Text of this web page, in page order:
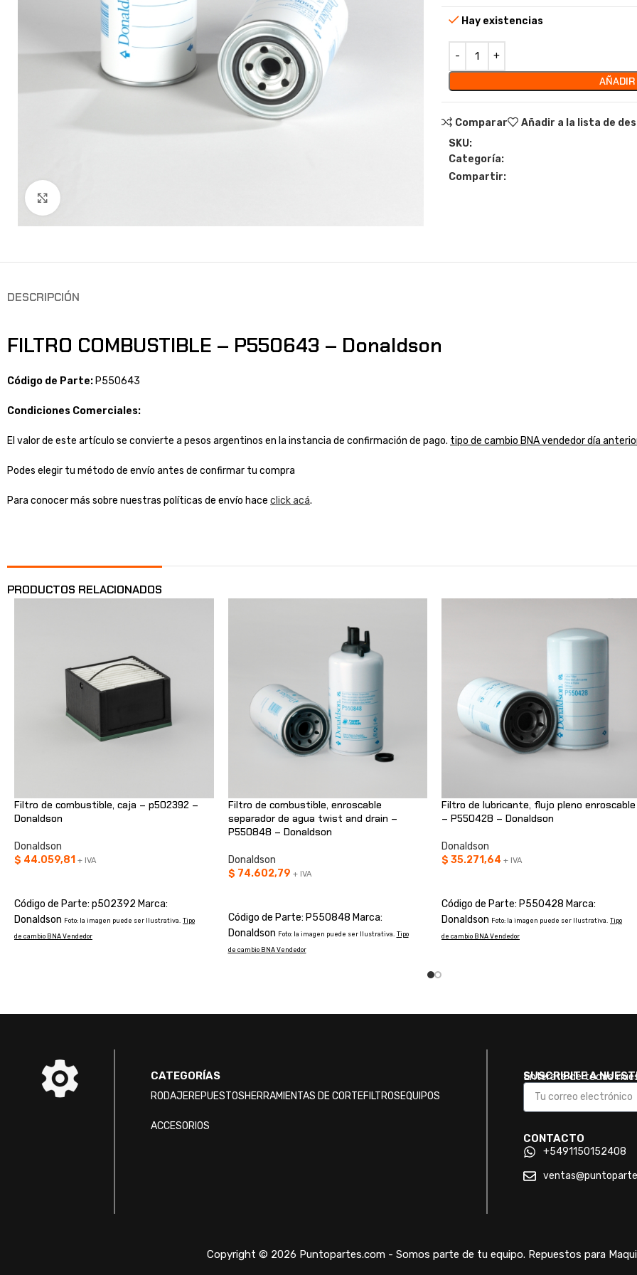
Hay existencias
Comparar
Añadir a la lista de
SKU:
Categoría:
Compartir:
DESCRIPCIÓN
FILTRO COMBUSTIBLE – P550643 – Donaldson
Código de Parte: P550643
Condiciones Comerciales:
El valor de este artículo se convierte a pesos argentinos en la instancia de confirmación de pago. tipo de cambio BNA vendedor día
Podes elegir tu método de envío antes de confirmar tu compra
Para conocer más sobre nuestras políticas de envío hace click acá.
PRODUCTOS RELACIONADOS
Filtro de combustible, caja – p502392 –
Donaldson
Donaldson
$ 44.059,81 + IVA
Código de Parte: p502392 Marca:
Donaldson Foto: la imagen puede ser Ilustrativa. Tipo
de cambio BNA Vendedor
Filtro de combustible, enroscable
separador de agua twist and drain –
P550848 – Donaldson
Donaldson
$ 74.602,79 + IVA
Código de Parte: P550848 Marca:
Donaldson Foto: la imagen puede ser Ilustrativa. Tipo
de cambio BNA Vendedor
Filtro de lubricante, flujo pleno enroscable
– P550428 – Donaldson
Donaldson
$ 35.271,64 + IVA
Código de Parte: P550428 Marca:
Donaldson Foto: la imagen puede ser Ilustrativa. Tipo
de cambio BNA Vendedor
CATEGORÍAS
RODAJEREPUESTOSHERRAMIENTAS DE CORTEFILTROSEQUIPOS
ACCESORIOS
SUSCRIBITE A
Enterate de todas
CONTACTO
+5491150152408
Copyright © 2026 Puntopartes.com - Somos parte de tu equipo. Repuestos para